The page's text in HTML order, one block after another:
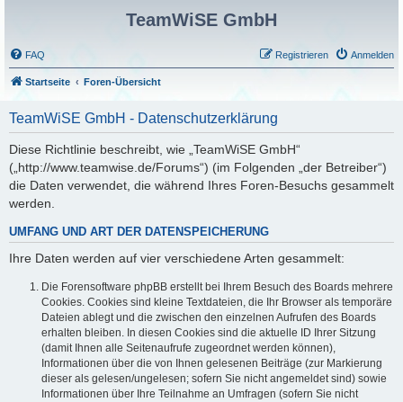
TeamWiSE GmbH
FAQ Anmelden
Registrieren
Startseite Foren-Übersicht
TeamWiSE GmbH - Datenschutzerklärung
Diese Richtlinie beschreibt, wie „TeamWiSE GmbH“
(„http://www.teamwise.de/Forums“) (im Folgenden „der Betreiber“)
die Daten verwendet, die während Ihres Foren-Besuchs gesammelt
werden.
UMFANG UND ART DER DATENSPEICHERUNG
Ihre Daten werden auf vier verschiedene Arten gesammelt:
Die Forensoftware phpBB erstellt bei Ihrem Besuch des Boards mehrere
Cookies. Cookies sind kleine Textdateien, die Ihr Browser als temporäre
Dateien ablegt und die zwischen den einzelnen Aufrufen des Boards
erhalten bleiben. In diesen Cookies sind die aktuelle ID Ihrer Sitzung
(damit Ihnen alle Seitenaufrufe zugeordnet werden können),
Informationen über die von Ihnen gelesenen Beiträge (zur Markierung
dieser als gelesen/ungelesen; sofern Sie nicht angemeldet sind) sowie
Informationen über Ihre Teilnahme an Umfragen (sofern Sie nicht